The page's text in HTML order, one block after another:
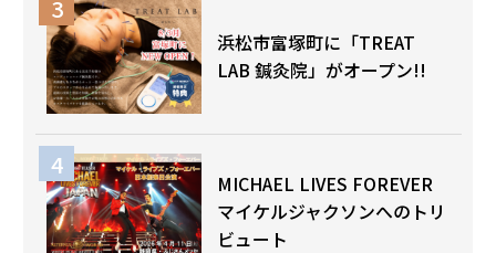
浜松市富塚町に「TREAT
LAB 鍼灸院」がオープン!!
MICHAEL LIVES FOREVER
マイケルジャクソンへのトリ
ビュート